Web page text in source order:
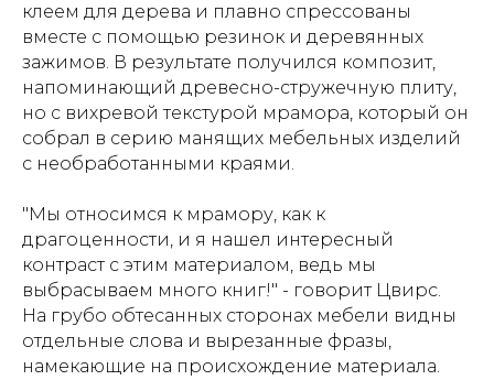
клеем для дерева и плавно спрессованы
вместе с помощью резинок и деревянных
зажимов. В результате получился композит,
напоминающий древесно-стружечную плиту,
но с вихревой текстурой мрамора, который он
собрал в серию манящих мебельных изделий
с необработанными краями.
"Мы относимся к мрамору, как к
драгоценности, и я нашел интересный
контраст с этим материалом, ведь мы
выбрасываем много книг!" - говорит Цвирс.
На грубо обтесанных сторонах мебели видны
отдельные слова и вырезанные фразы,
намекающие на происхождение материала.